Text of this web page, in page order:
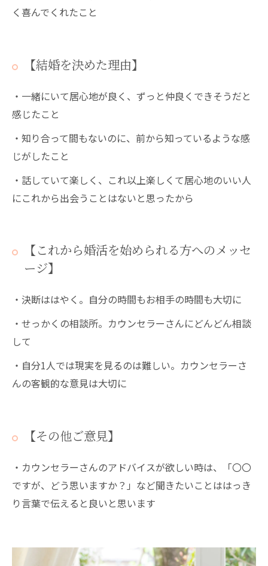
く喜んでくれたこと
【結婚を決めた理由】
・一緒にいて居心地が良く、ずっと仲良くできそうだと
感じたこと
・知り合って間もないのに、前から知っているような感
じがしたこと
・話していて楽しく、これ以上楽しくて居心地のいい人
にこれから出会うことはないと思ったから
【これから婚活を始められる方へのメッセ
ージ】
・決断ははやく。自分の時間もお相手の時間も大切に
・せっかくの相談所。カウンセラーさんにどんどん相談
して
・自分1人では現実を見るのは難しい。カウンセラーさ
んの客観的な意見は大切に
【その他ご意見】
・カウンセラーさんのアドバイスが欲しい時は、「〇〇
ですが、どう思いますか？」など聞きたいことははっき
り言葉で伝えると良いと思います